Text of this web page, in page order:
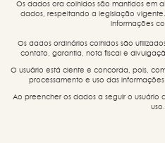
Os dados ora colhidos são mantidos em
dados, respeitando a legislação
informações
Os dados ordinários colhidos são
contato, garantia, nota fiscal e
O usuário está ciente e concorda, pois,
processamento e uso das
Ao preencher os dados a seguir o usuário
uso.